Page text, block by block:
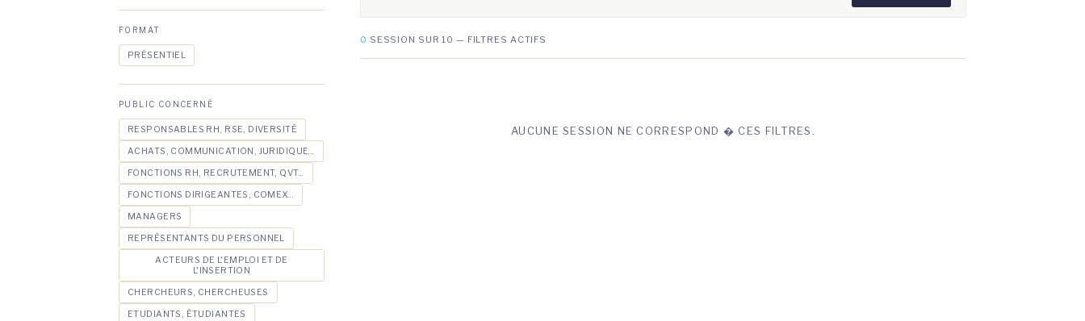
FORMAT
PRÉSENTIEL
PUBLIC CONCERNÉ
RESPONSABLES RH, RSE, DIVERSITÉ
ACHATS, COMMUNICATION, JURIDIQUE...
FONCTIONS RH, RECRUTEMENT, QVT...
FONCTIONS DIRIGEANTES, COMEX...
MANAGERS
REPRÉSENTANTS DU PERSONNEL
ACTEURS DE L'EMPLOI ET DE
L'INSERTION
CHERCHEURS, CHERCHEUSES
ETUDIANTS, ÉTUDIANTES
0 SESSION SUR 10 — FILTRES ACTIFS
AUCUNE SESSION NE CORRESPOND � CES FILTRES.